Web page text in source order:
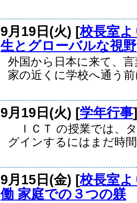
9月19日(火) [校長室よ
生とグローバルな視野
外国から日本に来て、
家の近くに学校へ通う
9月19日(火) [学年行事
ＩＣＴ の授業では、
グインするにはまだ時
9月15日(金) [校長室よ
働 家庭での３つの躾